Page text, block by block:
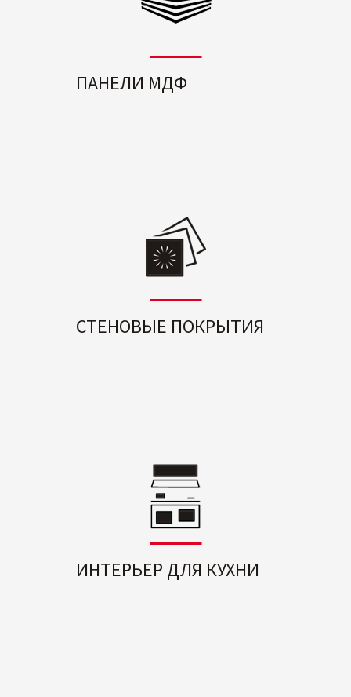
ПАНЕЛИ МДФ
СТЕНОВЫЕ ПОКРЫТИЯ
ИНТЕРЬЕР ДЛЯ КУХНИ